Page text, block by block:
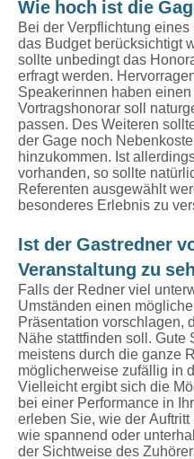
Wie hoch ist die
Bei der Verpflichtung
das Budget berücksichtigt
sollte unbedingt das
erfragt werden.
Speakerinnen haben
Vortragshonorar soll
passen. Des Weiteren
der Gage noch
hinzukommen. Ist
vorhanden, so sollte
Referenten ausgewählt
besonderes Erlebnis zu
Ist der Gastredner
Veranstaltung zu
Falls der Redner viel
Umständen einen
Präsentation vorschlagen,
Nähe stattfinden soll. Gute
meistens durch die ganze
möglicherweise zufällig in
Vielleicht ergibt sich die
bei einer Performance in
erleben Sie, wie der
wie spannend oder
der Sichtweise des